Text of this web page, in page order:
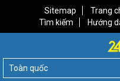
Sitemap Trang
Tìm kiếm
Hướng